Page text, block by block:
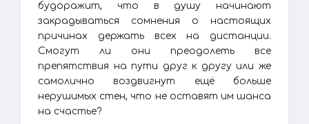
будоражит, что в душу начинают
закрадываться сомнения о настоящих
причинах держать всех на дистанции.
Смогут ли они преодолеть все
препятствия на пути друг к другу или же
самолично воздвигнут ещё больше
нерушимых стен, что не оставят им шанса
на счастье?